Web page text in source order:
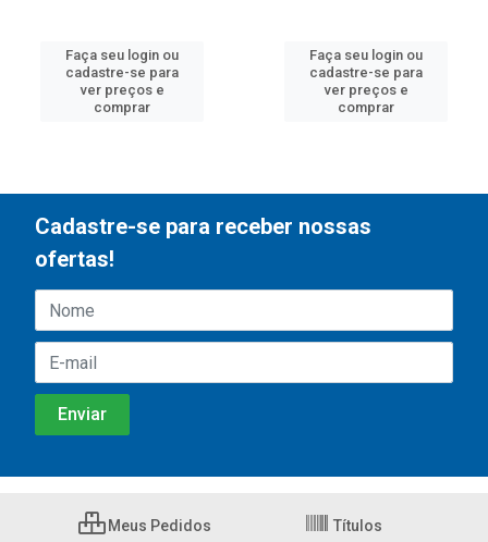
Faça seu login ou
cadastre-se para
ver preços e
comprar
Faça seu login ou
cadastre-se para
ver preços e
comprar
Cadastre-se para receber nossas
ofertas!
Meus Pedidos Títulos